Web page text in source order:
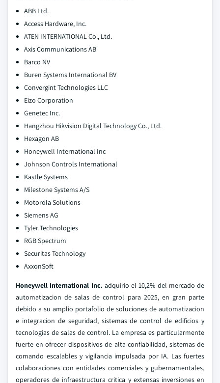
ABB Ltd.
Access Hardware, Inc.
ATEN INTERNATIONAL Co., Ltd.
Axis Communications AB
Barco NV
Buren Systems International BV
Convergint Technologies LLC
Eizo Corporation
Genetec Inc.
Hangzhou Hikvision Digital Technology Co., Ltd.
Hexagon AB
Honeywell International Inc
Johnson Controls International
Kastle Systems
Milestone Systems A/S
Motorola Solutions
Siemens AG
Tyler Technologies
RGB Spectrum
Securitas Technology
AxxonSoft
Honeywell International Inc.adquirio el 10,2% del mercado de
automatizacion de salas de control para 2025, en gran parte
debido a su amplio portafolio de soluciones de automatizacion
e integracion de seguridad, sistemas de control de edificios y
tecnologias de salas de control. La empresa es particularmente
fuerte en ofrecer dispositivos de alta confiabilidad, sistemas de
comando escalables y vigilancia impulsada por IA. Las fuertes
colaboraciones con entidades comerciales y gubernamentales,
operadores de infraestructura critica y extensas inversiones en